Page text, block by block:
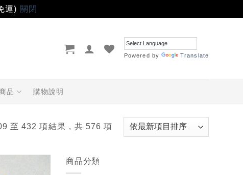
運) 關閉
Powered by Translate
品 購物說明
至 432 項結果，共 576 項
商品分類